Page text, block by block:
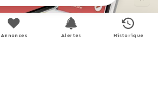
Annonces Alertes Historique